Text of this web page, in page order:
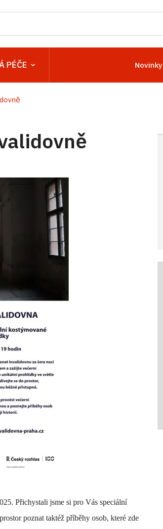
PÉČE Novinky
Přichystali jsme si pro Vás speciální
poznat taktéž příběhy osob, které zde